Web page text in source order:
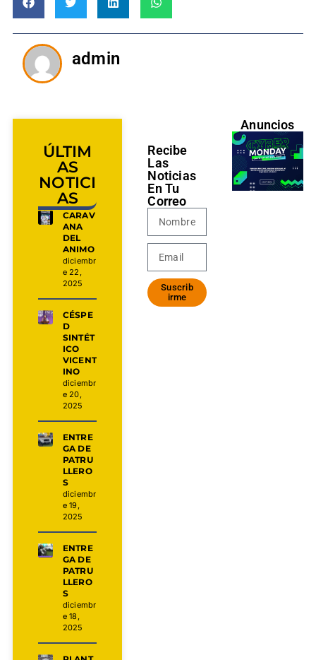
admin
ÚLTIM
AS
NOTICI
AS
CARAV
ANA
DEL
ANIMO
diciembr
e 22,
2025
CÉSPE
D
SINTÉT
ICO
VICENT
INO
diciembr
e 20,
2025
ENTRE
GA DE
PATRU
LLERO
S
diciembr
e 19,
2025
ENTRE
GA DE
PATRU
LLERO
S
diciembr
e 18,
2025
Recibe
Las
Noticias
En Tu
Correo
Suscrib
irme
Anuncios